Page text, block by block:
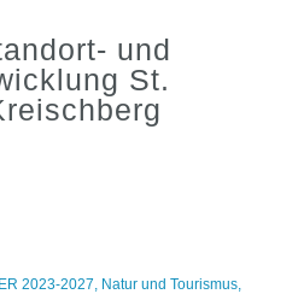
und
St.
2023-2027, Natur und Tourismus,